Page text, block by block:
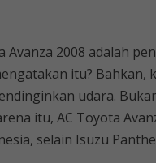
2008 adalah
itu? Bahkan,
udara.
itu, AC Toyota
selain Isuzu